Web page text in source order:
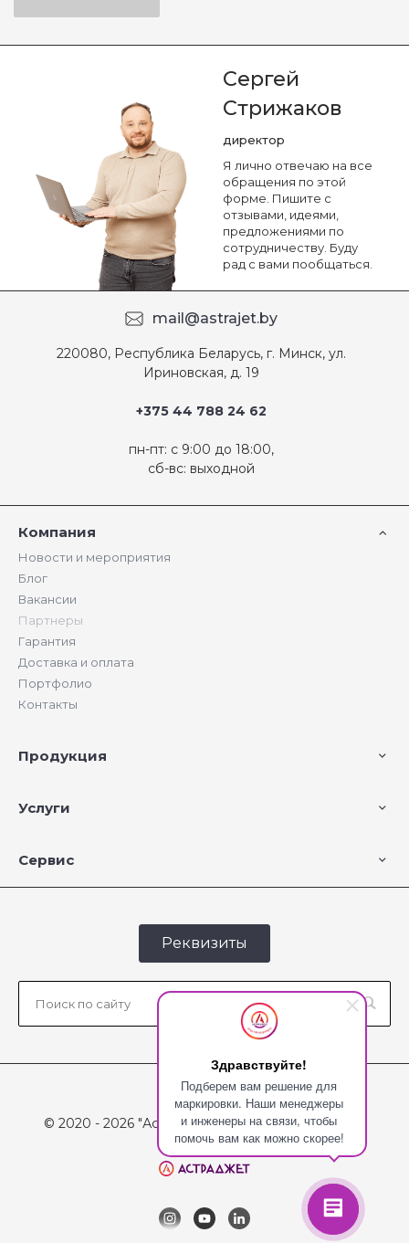
Здравствуйте!
Подберем вам решение для
маркировки. Наши менеджеры
и инженеры на связи, чтобы
помочь вам как можно скорее!
Сергей
Стрижаков
директор
Я лично отвечаю на все
обращения по этой
форме. Пишите с
отзывами, идеями,
предложениями по
сотрудничеству. Буду
рад с вами пообщаться.
mail@astrajet.by
220080, Республика Беларусь, г. Минск, ул.
Ириновская, д. 19
+375 44 788 24 62
пн-пт: с 9:00 до 18:00,
сб-вс: выходной
Компания
Новости и мероприятия
Блог
Вакансии
Партнеры
Гарантия
Доставка и оплата
Портфолио
Контакты
Продукция
Услуги
Сервис
Реквизиты
© 2020 - 2026 "Астраджет", Все права защищены